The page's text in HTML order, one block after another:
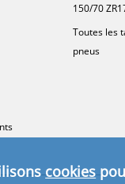
150/70
Toutes les
pneus
cookies